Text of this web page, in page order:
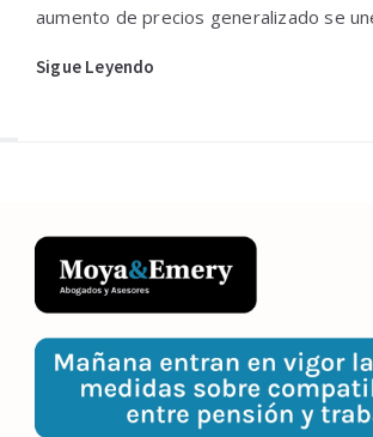
aumento de precios generalizado se
Sigue Leyendo